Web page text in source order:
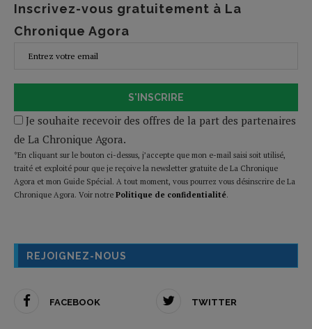
Inscrivez-vous gratuitement à La
Chronique Agora
S'INSCRIRE
Je souhaite recevoir des offres de la part des partenaires
de La Chronique Agora.
*En cliquant sur le bouton ci-dessus, j’accepte que mon e-mail saisi soit utilisé,
traité et exploité pour que je reçoive la newsletter gratuite de La Chronique
Agora et mon Guide Spécial. A tout moment, vous pourrez vous désinscrire de La
Chronique Agora. Voir notre Politique de confidentialité.
REJOIGNEZ-NOUS
FACEBOOK TWITTER